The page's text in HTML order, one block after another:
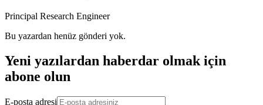
Principal Research Engineer
Bu yazardan henüz gönderi yok.
Yeni yazılardan haberdar olmak için
abone olun
E-posta adresi